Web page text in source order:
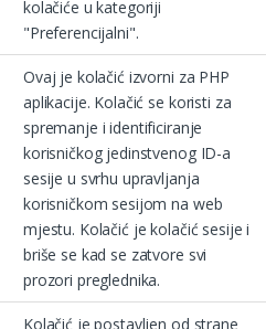
kolačiće u kategoriji
"Preferencijalni".
Ovaj je kolačić izvorni za PHP
aplikacije. Kolačić se koristi za
spremanje i identificiranje
korisničkog jedinstvenog ID-a
sesije u svrhu upravljanja
korisničkom sesijom na web
mjestu. Kolačić je kolačić sesije i
briše se kad se zatvore svi
prozori preglednika.
Kolačić je postavljen od strane